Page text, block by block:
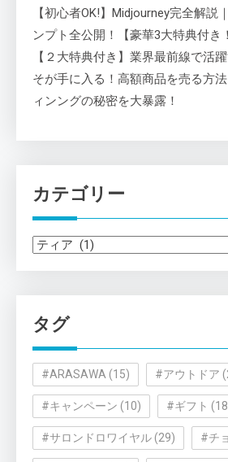
【初心者OK!】Midjourney完全解説
ンプト全公開！【豪華3大特典付き
【２大特典付き】業界最前線で活
そが手に入る！高額商品を売る方
ィンングの秘密を大暴露！
カテゴリー
カ
ー
タグ
#ARASAWA (15) #アウトドア
#キャンペーン (10) #ギフト
#サロンドロワイヤル (29) #チ